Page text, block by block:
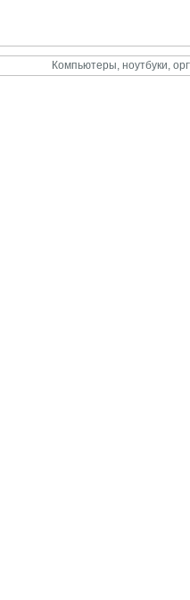
Компьютеры, ноутбуки,